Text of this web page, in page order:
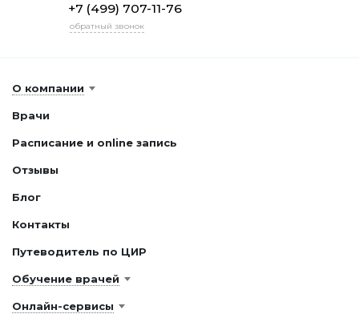
+7 (499) 707-11-76
обратный звонок
О компании
Врачи
Расписание и online запись
Отзывы
Блог
Контакты
Путеводитель по ЦИР
Обучение врачей
Онлайн-сервисы